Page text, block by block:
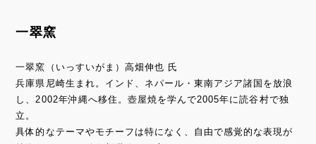
一翠窯
一翠窯（いっすいがま）高畑伸也 氏
兵庫県尼崎生まれ。インド、ネパール・東南アジア諸国を放浪
し、2002年沖縄へ移住。壺屋焼を学んで2005年に読谷村で独
立。
具体的なテーマやモチーフは特になく、自由で感覚的な表現が